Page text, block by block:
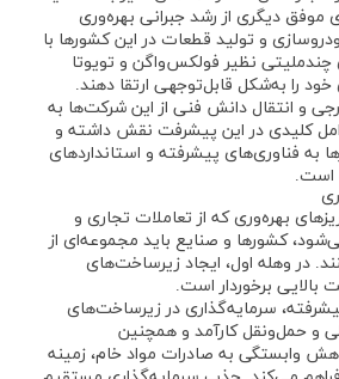
موفق دیگری از رشد جبرانی بهره‌وری
و تولید قطعات در این کشورها با
نظیر فولکس‌واگن و تویوتا
را به‌شکل قابل‌توجهی ارتقا دهند.
و انتقال دانش فنی از این شرکت‌ها به
کلیدی در این پیشرفت نقش داشته و
به فناوری‌های پیشرفته و استانداردهای
است.
بهره‌وری که از تعاملات تجاری و
کشورها و صنایع باید مجموعه‌ای از
در وهله اول، ایجاد زیرساخت‌های
بالایی برخوردار است.
سرمایه‌گذاری در زیرساخت‌های
و حمل‌ونقل کارآمد و همچنین
وابستگی به صادرات مواد خام، زمینه